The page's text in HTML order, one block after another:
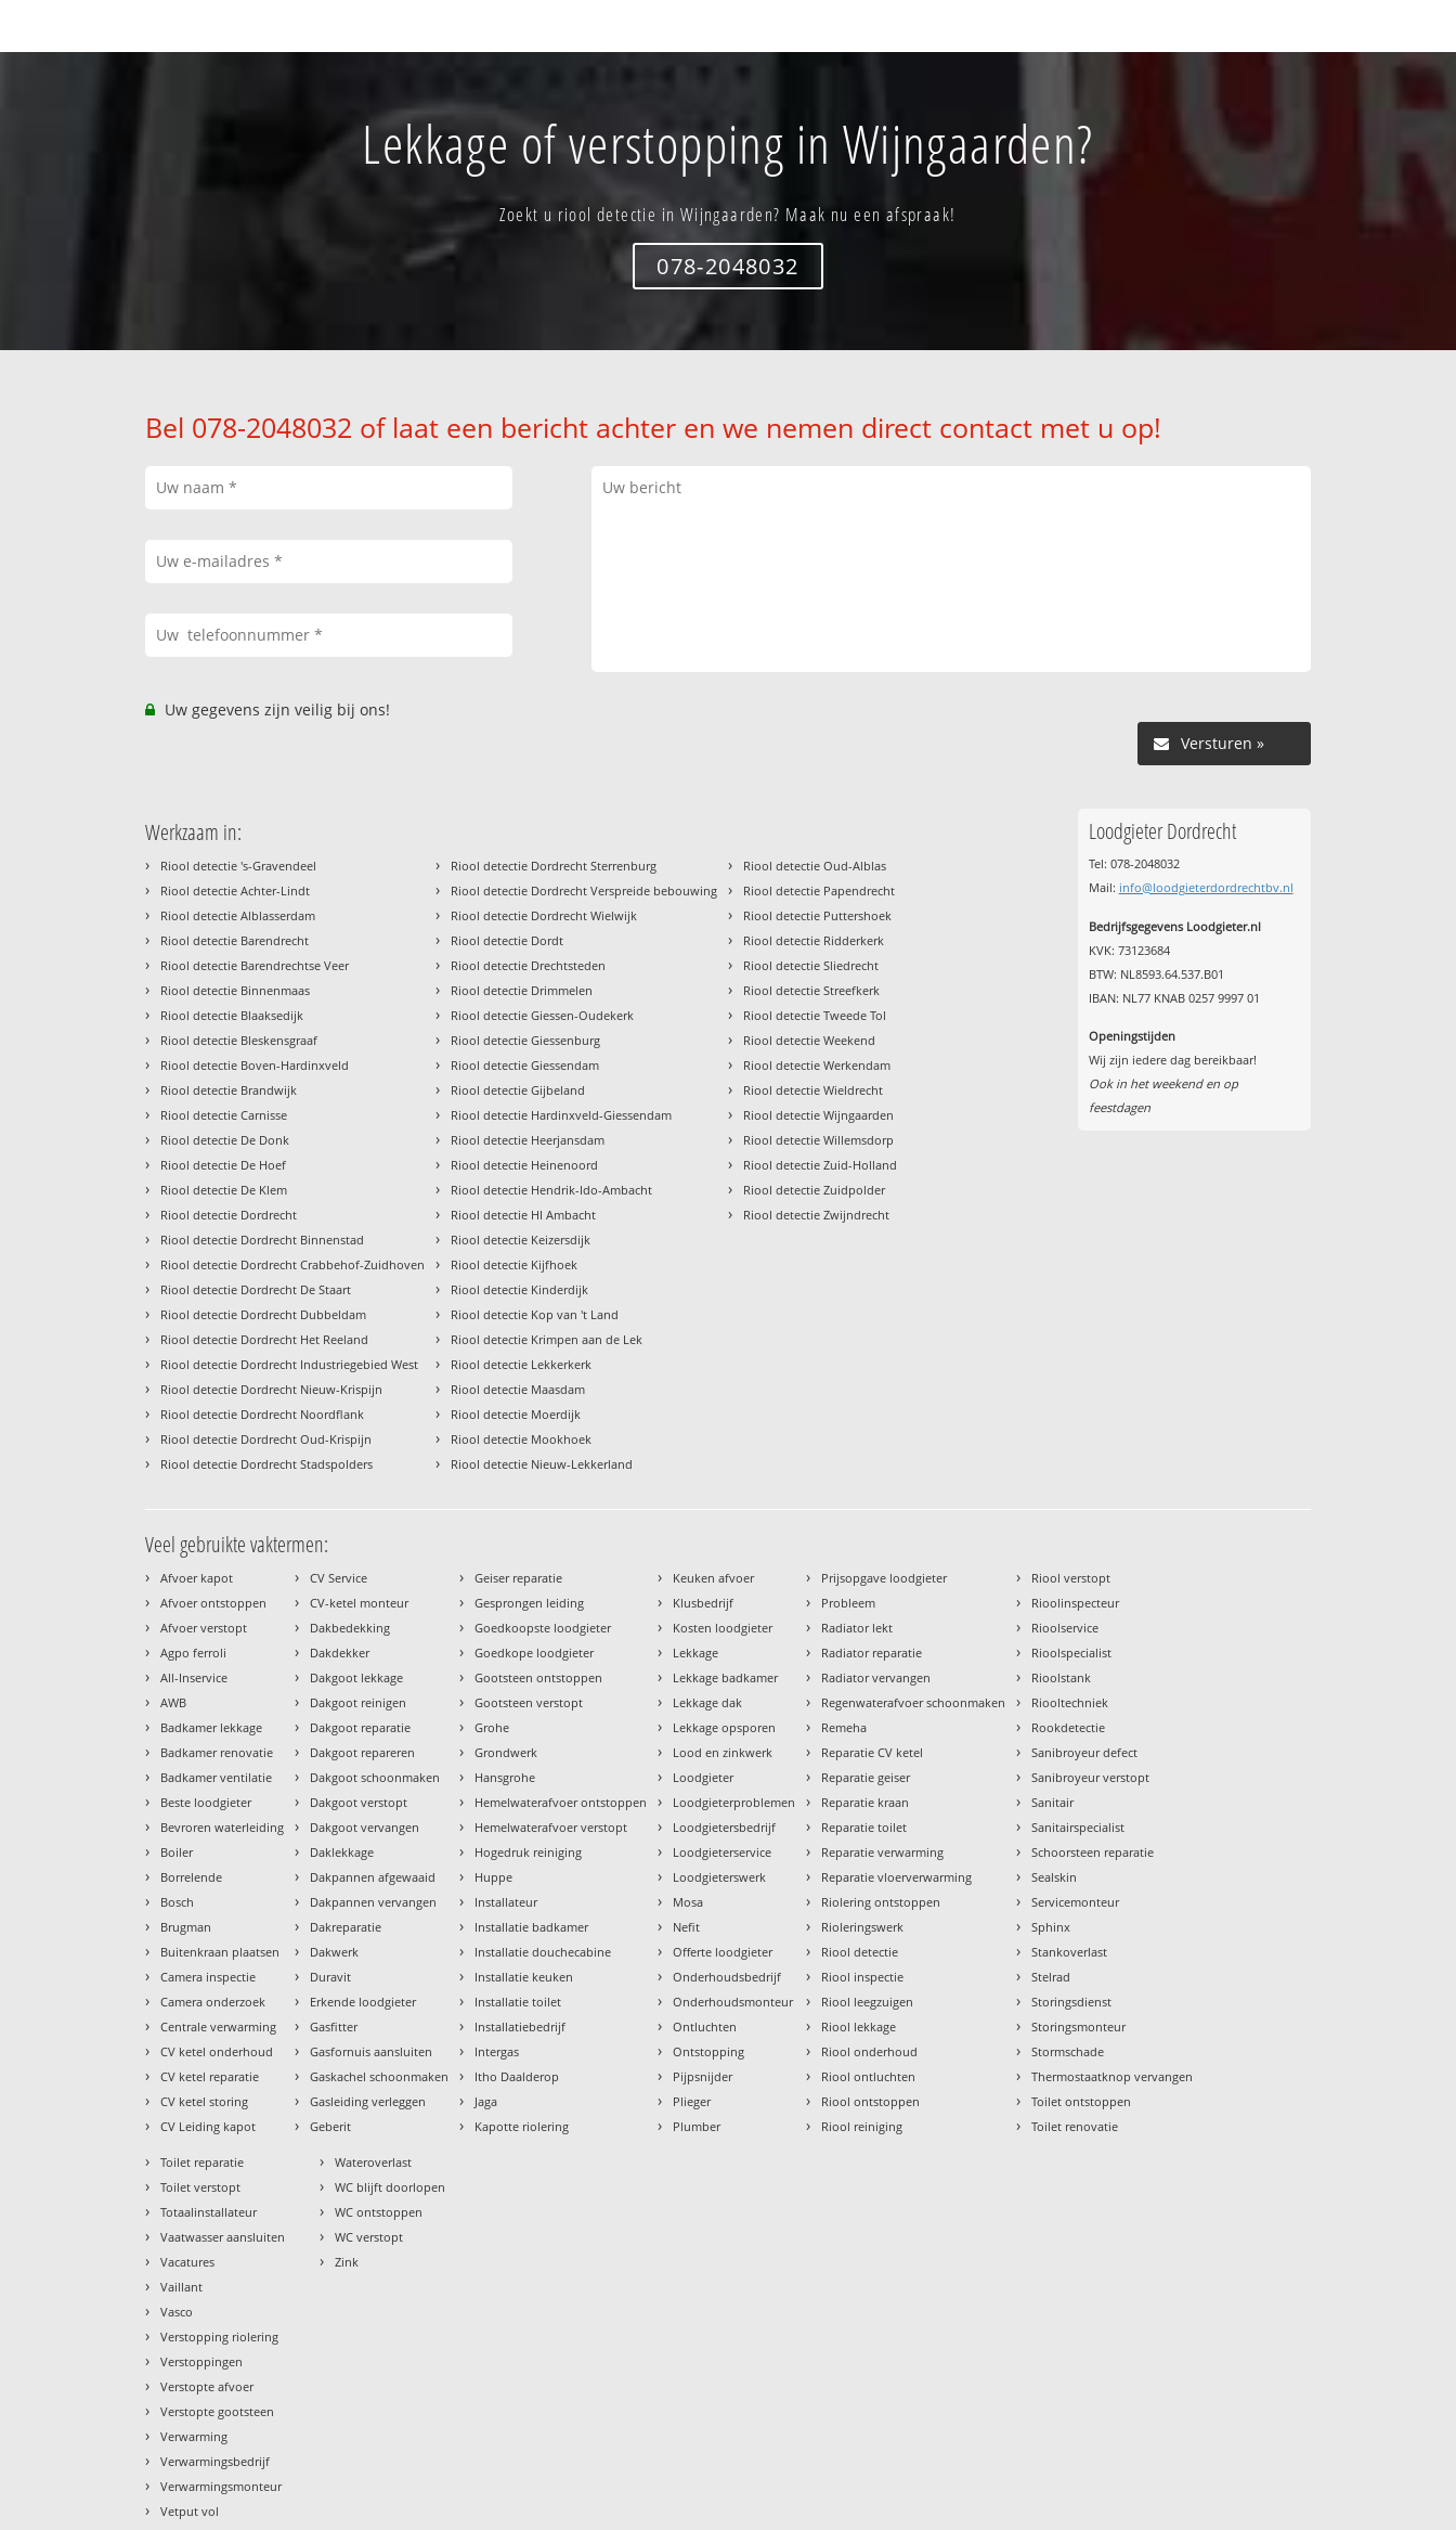
Lekkage of verstopping in Wijngaarden?
Zoekt u riool detectie in Wijngaarden? Maak nu een afspraak!
078-2048032
Bel 078-2048032 of laat een bericht achter en we nemen direct contact met u op!
Uw gegevens zijn veilig bij ons!
Versturen »
Werkzaam in:
› Riool detectie 's-Gravendeel
› Riool detectie Achter-Lindt
› Riool detectie Alblasserdam
› Riool detectie Barendrecht
› Riool detectie Barendrechtse Veer
› Riool detectie Binnenmaas
› Riool detectie Blaaksedijk
› Riool detectie Bleskensgraaf
› Riool detectie Boven-Hardinxveld
› Riool detectie Brandwijk
› Riool detectie Carnisse
› Riool detectie De Donk
› Riool detectie De Hoef
› Riool detectie De Klem
› Riool detectie Dordrecht
› Riool detectie Dordrecht Binnenstad
› Riool detectie Dordrecht Crabbehof-Zuidhoven
› Riool detectie Dordrecht De Staart
› Riool detectie Dordrecht Dubbeldam
› Riool detectie Dordrecht Het Reeland
› Riool detectie Dordrecht Industriegebied West
› Riool detectie Dordrecht Nieuw-Krispijn
› Riool detectie Dordrecht Noordflank
› Riool detectie Dordrecht Oud-Krispijn
› Riool detectie Dordrecht Stadspolders
› Riool detectie Dordrecht Sterrenburg
› Riool detectie Dordrecht Verspreide bebouwing
› Riool detectie Dordrecht Wielwijk
› Riool detectie Dordt
› Riool detectie Drechtsteden
› Riool detectie Drimmelen
› Riool detectie Giessen-Oudekerk
› Riool detectie Giessenburg
› Riool detectie Giessendam
› Riool detectie Gijbeland
› Riool detectie Hardinxveld-Giessendam
› Riool detectie Heerjansdam
› Riool detectie Heinenoord
› Riool detectie Hendrik-Ido-Ambacht
› Riool detectie HI Ambacht
› Riool detectie Keizersdijk
› Riool detectie Kijfhoek
› Riool detectie Kinderdijk
› Riool detectie Kop van 't Land
› Riool detectie Krimpen aan de Lek
› Riool detectie Lekkerkerk
› Riool detectie Maasdam
› Riool detectie Moerdijk
› Riool detectie Mookhoek
› Riool detectie Nieuw-Lekkerland
› Riool detectie Oud-Alblas
› Riool detectie Papendrecht
› Riool detectie Puttershoek
› Riool detectie Ridderkerk
› Riool detectie Sliedrecht
› Riool detectie Streefkerk
› Riool detectie Tweede Tol
› Riool detectie Weekend
› Riool detectie Werkendam
› Riool detectie Wieldrecht
› Riool detectie Wijngaarden
› Riool detectie Willemsdorp
› Riool detectie Zuid-Holland
› Riool detectie Zuidpolder
› Riool detectie Zwijndrecht
Loodgieter Dordrecht
Tel: 078-2048032
Mail: info@loodgieterdordrechtbv.nl
Bedrijfsgegevens Loodgieter.nl
KVK: 73123684
BTW: NL8593.64.537.B01
IBAN: NL77 KNAB 0257 9997 01
Openingstijden
Wij zijn iedere dag bereikbaar!
Ook in het weekend en op
feestdagen
Veel gebruikte vaktermen:
› Afvoer kapot
› Afvoer ontstoppen
› Afvoer verstopt
› Agpo ferroli
› All-Inservice
› AWB
› Badkamer lekkage
› Badkamer renovatie
› Badkamer ventilatie
› Beste loodgieter
› Bevroren waterleiding
› Boiler
› Borrelende
› Bosch
› Brugman
› Buitenkraan plaatsen
› Camera inspectie
› Camera onderzoek
› Centrale verwarming
› CV ketel onderhoud
› CV ketel reparatie
› CV ketel storing
› CV Leiding kapot
› CV Service
› CV-ketel monteur
› Dakbedekking
› Dakdekker
› Dakgoot lekkage
› Dakgoot reinigen
› Dakgoot reparatie
› Dakgoot repareren
› Dakgoot schoonmaken
› Dakgoot verstopt
› Dakgoot vervangen
› Daklekkage
› Dakpannen afgewaaid
› Dakpannen vervangen
› Dakreparatie
› Dakwerk
› Duravit
› Erkende loodgieter
› Gasfitter
› Gasfornuis aansluiten
› Gaskachel schoonmaken
› Gasleiding verleggen
› Geberit
› Geiser reparatie
› Gesprongen leiding
› Goedkoopste loodgieter
› Goedkope loodgieter
› Gootsteen ontstoppen
› Gootsteen verstopt
› Grohe
› Grondwerk
› Hansgrohe
› Hemelwaterafvoer ontstoppen
› Hemelwaterafvoer verstopt
› Hogedruk reiniging
› Huppe
› Installateur
› Installatie badkamer
› Installatie douchecabine
› Installatie keuken
› Installatie toilet
› Installatiebedrijf
› Intergas
› Itho Daalderop
› Jaga
› Kapotte riolering
› Keuken afvoer
› Klusbedrijf
› Kosten loodgieter
› Lekkage
› Lekkage badkamer
› Lekkage dak
› Lekkage opsporen
› Lood en zinkwerk
› Loodgieter
› Loodgieterproblemen
› Loodgietersbedrijf
› Loodgieterservice
› Loodgieterswerk
› Mosa
› Nefit
› Offerte loodgieter
› Onderhoudsbedrijf
› Onderhoudsmonteur
› Ontluchten
› Ontstopping
› Pijpsnijder
› Plieger
› Plumber
› Prijsopgave loodgieter
› Probleem
› Radiator lekt
› Radiator reparatie
› Radiator vervangen
› Regenwaterafvoer schoonmaken
› Remeha
› Reparatie CV ketel
› Reparatie geiser
› Reparatie kraan
› Reparatie toilet
› Reparatie verwarming
› Reparatie vloerverwarming
› Riolering ontstoppen
› Rioleringswerk
› Riool detectie
› Riool inspectie
› Riool leegzuigen
› Riool lekkage
› Riool onderhoud
› Riool ontluchten
› Riool ontstoppen
› Riool reiniging
› Riool verstopt
› Rioolinspecteur
› Rioolservice
› Rioolspecialist
› Rioolstank
› Riooltechniek
› Rookdetectie
› Sanibroyeur defect
› Sanibroyeur verstopt
› Sanitair
› Sanitairspecialist
› Schoorsteen reparatie
› Sealskin
› Servicemonteur
› Sphinx
› Stankoverlast
› Stelrad
› Storingsdienst
› Storingsmonteur
› Stormschade
› Thermostaatknop vervangen
› Toilet ontstoppen
› Toilet renovatie
› Toilet reparatie
› Toilet verstopt
› Totaalinstallateur
› Vaatwasser aansluiten
› Vacatures
› Vaillant
› Vasco
› Verstopping riolering
› Verstoppingen
› Verstopte afvoer
› Verstopte gootsteen
› Verwarming
› Verwarmingsbedrijf
› Verwarmingsmonteur
› Vetput vol
› Wateroverlast
› WC blijft doorlopen
› WC ontstoppen
› WC verstopt
› Zink